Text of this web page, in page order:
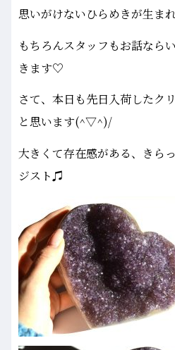
思いがけないひらめきが生ま
もちろんスタッフもお話なら
きます♡
さて、本日も先日入荷したク
と思います(^▽^)/
大きくて存在感がある、きら
ジスト♫